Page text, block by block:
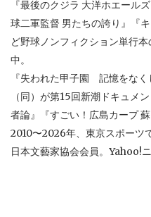
『最後のクジラ 大洋ホエール
球二軍監督 男たちの誇り』『
ど野球ノンフィクション単行
中。
『失われた甲子園 記憶をなく
（同）が第15回新潮ドキュメ
者論』『すごい！広島カープ
2010〜2026年、東京スポーツ
日本文藝家協会会員。Yahoo!